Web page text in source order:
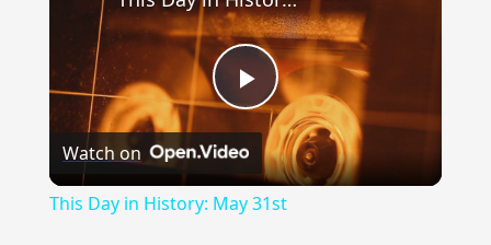
Play
Video
Watch on
This Day in History: May 31st